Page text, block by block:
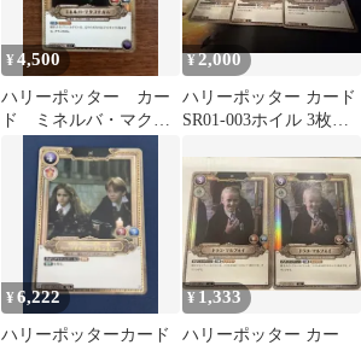
¥4,500
ハリーポッター カー
ド ミネルバ・マクゴ
ナガル 01-009a SR★
¥2,000
ハリーポッター カード
SR01-003ホイル 3枚セ
¥6,222
ハリーポッターカード
¥ 1,333
ハリーポッター カー